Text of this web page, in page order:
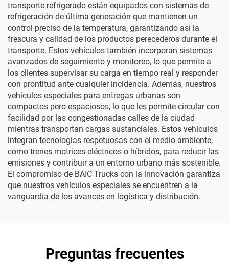
transporte refrigerado están equipados con sistemas de
refrigeración de última generación que mantienen un
control preciso de la temperatura, garantizando así la
frescura y calidad de los productos perecederos durante el
transporte. Estos vehículos también incorporan sistemas
avanzados de seguimiento y monitoreo, lo que permite a
los clientes supervisar su carga en tiempo real y responder
con prontitud ante cualquier incidencia. Además, nuestros
vehículos especiales para entregas urbanas son
compactos pero espaciosos, lo que les permite circular con
facilidad por las congestionadas calles de la ciudad
mientras transportan cargas sustanciales. Estos vehículos
integran tecnologías respetuosas con el medio ambiente,
como trenes motrices eléctricos o híbridos, para reducir las
emisiones y contribuir a un entorno urbano más sostenible.
El compromiso de BAIC Trucks con la innovación garantiza
que nuestros vehículos especiales se encuentren a la
vanguardia de los avances en logística y distribución.
Preguntas frecuentes